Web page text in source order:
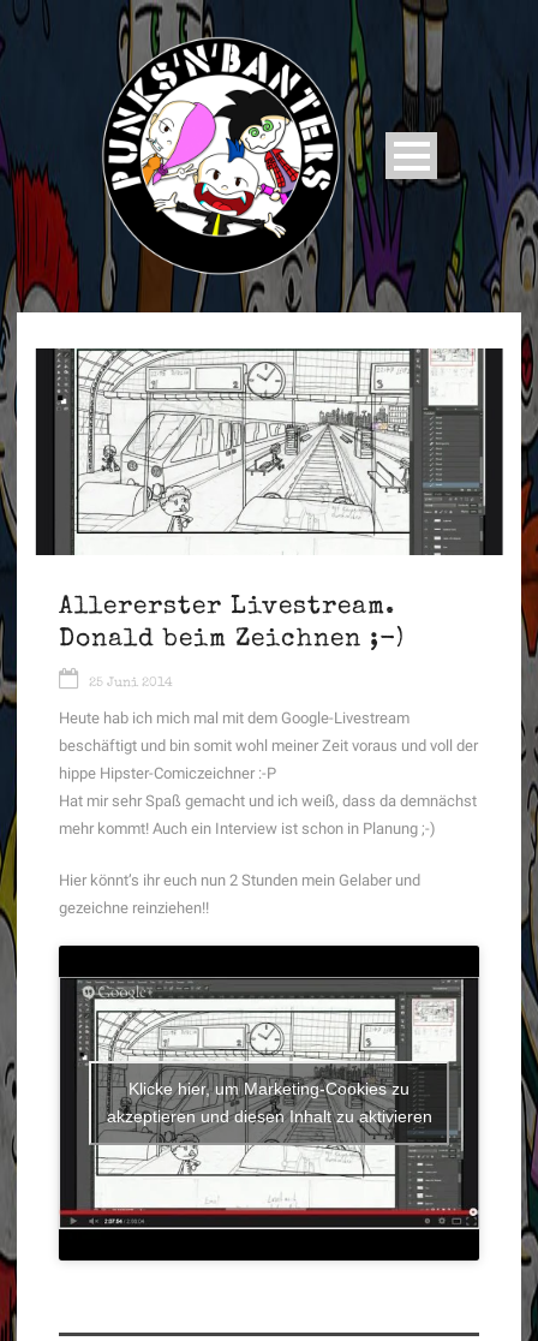
Allererster Livestream.
Donald beim Zeichnen ;-)
25 Juni 2014
Heute hab ich mich mal mit dem Google-Livestream
beschäftigt und bin somit wohl meiner Zeit voraus und voll der
hippe Hipster-Comiczeichner :-P
Hat mir sehr Spaß gemacht und ich weiß, dass da demnächst
mehr kommt! Auch ein Interview ist schon in Planung ;-)
Hier könnt’s ihr euch nun 2 Stunden mein Gelaber und
gezeichne reinziehen!!
Klicke hier, um Marketing-Cookies zu
akzeptieren und diesen Inhalt zu aktivieren